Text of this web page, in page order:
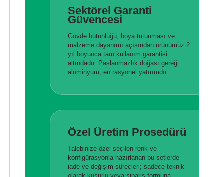
Sektörel Garanti
Güvencesi
Gövde bütünlüğü, boya tutunması ve
malzeme dayanımı açısından ürünümüz 2
yıl boyunca tam kullanım garantisi
altındadır. Paslanmazlık doğası gereği
alüminyum, en rasyonel yatırımdır.
Özel Üretim Prosedürü
Talebinize özel seçilen renk ve
konfigürasyonla hazırlanan bu setlerde
iade ve değişim süreçleri; sadece teknik